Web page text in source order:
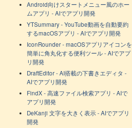
Android向けスタートメニュー風のホー
ムアプリ - AIでアプリ開発
YTSummary - YouTube動画を自動要約
するmacOSアプリ - AIでアプリ開発
IconRounder - macOSアプリアイコンを
簡単に角丸化する便利ツール - AIでアプ
リ開発
DraftEditor - AI搭載の下書きエディタ -
AIでアプリ開発
FindX - 高速ファイル検索アプリ - AIで
アプリ開発
DeKanji 文字を大きく表示 - AIでアプリ
開発